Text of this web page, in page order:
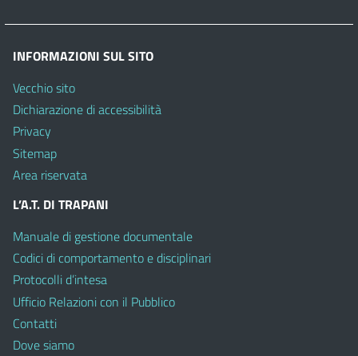
INFORMAZIONI SUL SITO
Vecchio sito
Dichiarazione di accessibilità
Privacy
Sitemap
Area riservata
L’A.T. DI TRAPANI
Manuale di gestione documentale
Codici di comportamento e disciplinari
Protocolli d’intesa
Ufficio Relazioni con il Pubblico
Contatti
Dove siamo